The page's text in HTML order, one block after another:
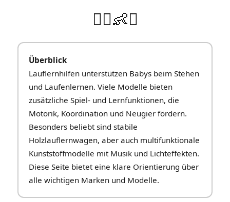
🚶‍♂️👶✨
Überblick
Lauflernhilfen unterstützen Babys beim Stehen
und Laufenlernen. Viele Modelle bieten
zusätzliche Spiel‑ und Lernfunktionen, die
Motorik, Koordination und Neugier fördern.
Besonders beliebt sind stabile
Holzlauflernwagen, aber auch multifunktionale
Kunststoffmodelle mit Musik und Lichteffekten.
Diese Seite bietet eine klare Orientierung über
alle wichtigen Marken und Modelle.